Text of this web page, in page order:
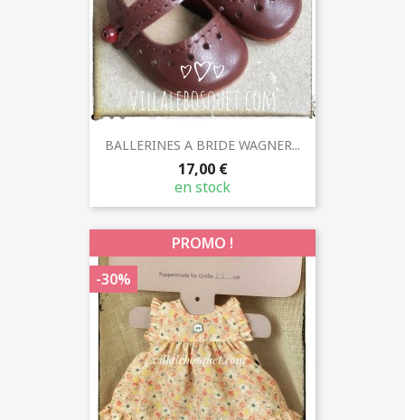
BALLERINES A BRIDE WAGNER...
17,00 €
en stock
PROMO !
-30%